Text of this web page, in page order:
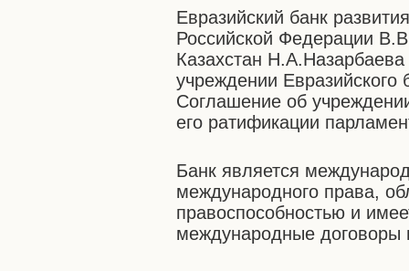
Евразийский банк
Российской Федерации
Казахстан
учреждении Евразийского
Соглашение об
его ратификации
Банк является
международного права,
правоспособностью и
международные договоры